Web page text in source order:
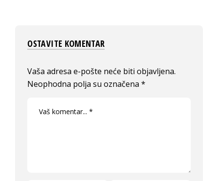
OSTAVITE KOMENTAR
Vaša adresa e-pošte neće biti objavljena.
Neophodna polja su označena*